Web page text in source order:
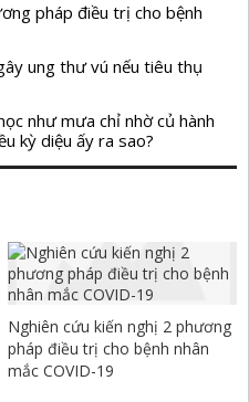
pháp điều trị cho bệnh
ung thư vú nếu tiêu thụ
như mưa chỉ nhờ củ hành
kỳ diệu ấy ra sao?
Nghiên cứu kiến nghị 2 phương
pháp điều trị cho bệnh nhân
mắc COVID-19